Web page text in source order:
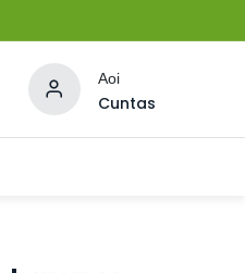
Aoi
Cuntas